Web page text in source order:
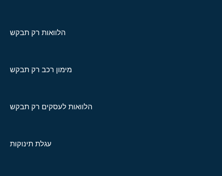
הלוואות רק תבקש
מימון רכב רק תבקש
הלוואות לעסקים רק תבקש
עגלת תינוקות